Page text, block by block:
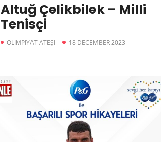
Altuğ Çelikbilek – Milli
Tenisçi
OLIMPIYAT ATEŞI 18 DECEMBER 2023